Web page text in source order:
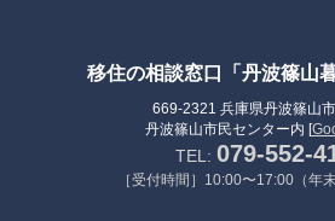
移住の相談窓口「丹波篠山
669-2321 兵庫県丹波篠山
丹波篠山市民センター内 [
TEL: 079-552-
［受付時間］10:00〜17:00（年